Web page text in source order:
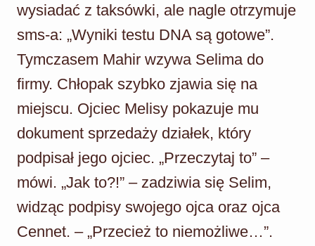
wysiadać z taksówki, ale nagle otrzymuje
sms-a: „Wyniki testu DNA są gotowe”.
Tymczasem Mahir wzywa Selima do
firmy. Chłopak szybko zjawia się na
miejscu. Ojciec Melisy pokazuje mu
dokument sprzedaży działek, który
podpisał jego ojciec. „Przeczytaj to” –
mówi. „Jak to?!” – zadziwia się Selim,
widząc podpisy swojego ojca oraz ojca
Cennet. – „Przecież to niemożliwe…”.